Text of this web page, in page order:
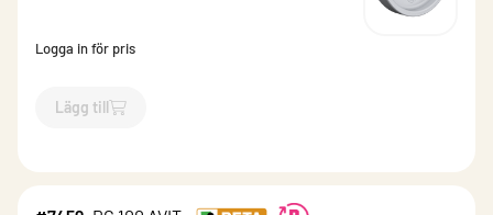
Logga in för pris
Lägg till
`$Lägg till